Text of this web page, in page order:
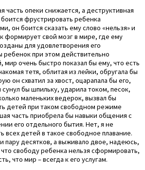
часть опеки снижается, а деструктивная
фрустрировать ребенка
он боится сказать ему слово «нельзя» и
формирует свой мозг в мире, где ему
для удовлетворения его
ребенок при этом действительно
мир очень быстро показал бы ему, что есть
тетя, облитая из лейки, обругала бы
он схватил за хвост, оцарапала бы его,
бы шпильку, ударила током, песок,
маленьких ведерок, вызвал бы
детей при таком свободном режиме
часть приобрела бы навыки общения с
его отдельного бытия. Нет, я не
всех детей в такое свободное плавание.
пару десятков, а выживало двое, надеюсь,
свободу ребенка нельзя сформировать,
что мир – всегда к его услугам.